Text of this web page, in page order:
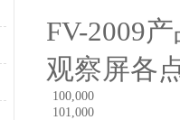
FV-2009
观察屏各
100,000
101,000